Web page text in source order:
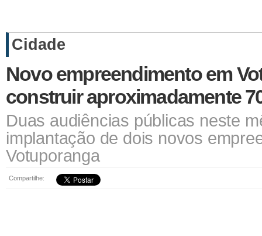
Cidade
Novo empreendimento em
construir aproximadamente
Duas audiências públicas neste
implantação de dois novos
Votuporanga
Compartilhe: